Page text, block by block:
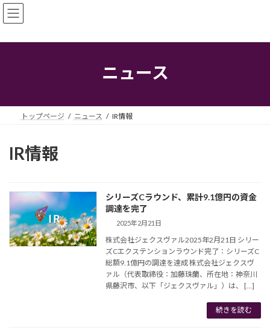
コ
ン
ン
ナ
ビ
ー
ニュース
トップページ ニュース IR情報
IR情報
シリーズCラウンド、累計9.1億円の資金
調達を完了
2025年2月21日
株式会社ジェクスヴァル2025年2月21日 シリー
ズCエクステンションラウンド完了：シリーズC
総額9.1億円の調達を達成 株式会社ジェクスヴ
ァル（代表取締役：加藤珠蘭、所在地：神奈川
県藤沢市、以下「ジェクスヴァル」）は、 […]
続きを読む